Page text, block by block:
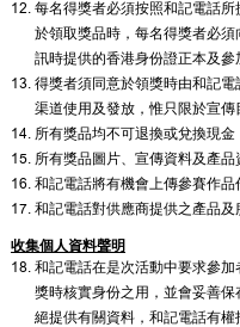
每名得獎者必須按照和記電話所
於領取獎品時，每名得獎者必
訊時提供的香港身份證正本及參
得獎者須同意於領獎時由和記
渠道使用及發放，惟只限於宣傳
所有獎品均不可退換或兌換現金
所有獎品圖片、宣傳資料及產品
和記電話將有機會上傳參賽作品
和記電話對供應商提供之產品及
收集個人資料聲明
和記電話在是次活動中要求參
獎時核實身份之用，並會妥善
絕提供有關資料，和記電話有